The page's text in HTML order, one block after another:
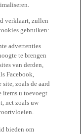
verklaart, zullen
gebruiken:
advertenties
te brengen
van derden,
Facebook,
zoals de aard
items u toevoegt
net zoals uw
bieden om